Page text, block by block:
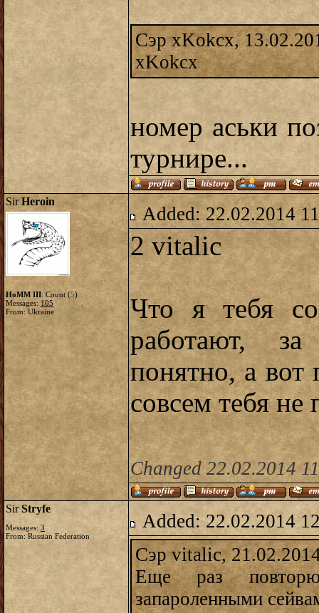
Сэр xKokcx,
xKokcx
номер аськи
турнире...
SirHeroin
HoMM III: Count (5)
Messages: 105
From: Ukraine
Added: 22.02.2014
2 vitalic
Что я тебя
работают,
понятно, а
совсем тебя
Changed 22.02.2014
SirStryfe
Messages: 3
From: Russian Federation
Added: 22.02.2014
Сэр vitalic,
Еще раз
запароленными